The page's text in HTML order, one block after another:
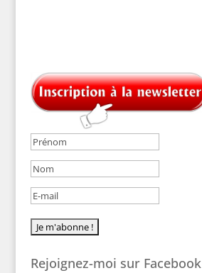
Rejoignez-moi sur Facebook